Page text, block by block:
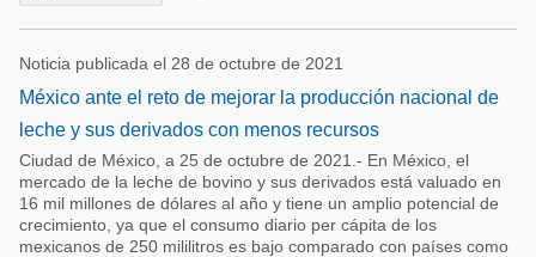
Noticia publicada el 28 de octubre de 2021
México ante el reto de mejorar la producción nacional de
leche y sus derivados con menos recursos
Ciudad de México, a 25 de octubre de 2021.- En México, el
mercado de la leche de bovino y sus derivados está valuado en
16 mil millones de dólares al año y tiene un amplio potencial de
crecimiento, ya que el consumo diario per cápita de los
mexicanos de 250 mililitros es bajo comparado con países como